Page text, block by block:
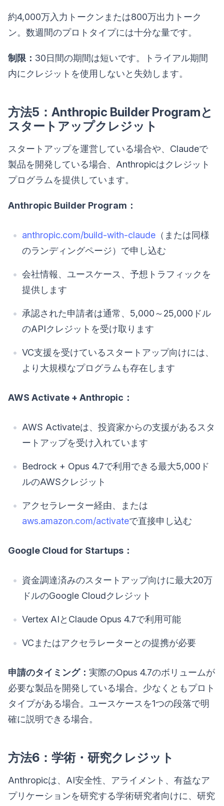
約4,000万入力トークンまたは800万出力トーク
ン。数週間のプロトタイプには十分な量です。
制限： 30日間の期間は短いです。トライアル期間
内にクレジットを使用しないと失効します。
方法5：Anthropic Builder Programと
スタートアップクレジット
スタートアップを運営している場合や、Claudeで
製品を開発している場合、Anthropicはクレジット
プログラムを提供しています。
Anthropic Builder Program：
anthropic.com/build-with-claude （または同様
のランディングページ）で申し込む
会社情報、ユースケース、予想トラフィックを
提供します
承認された申請者は通常、5,000～25,000ドル
のAPIクレジットを受け取ります
VC支援を受けているスタートアップ向けには、
より大規模なプログラムも存在します
AWS Activate + Anthropic：
AWS Activateは、投資家からの支援があるスタ
ートアップを受け入れています
Bedrock + Opus 4.7で利用できる最大5,000ド
ルのAWSクレジット
アクセラレーター経由、または
aws.amazon.com/activateで直接申し込む
Google Cloud for Startups：
資金調達済みのスタートアップ向けに最大20万
ドルのGoogle Cloudクレジット
Vertex AIとClaude Opus 4.7で利用可能
VCまたはアクセラレーターとの提携が必要
申請のタイミング： 実際のOpus 4.7のボリュームが
必要な製品を開発している場合。少なくともプロト
タイプがある場合。ユースケースを1つの段落で明
確に説明できる場合。
方法6：学術・研究クレジット
Anthropicは、AI安全性、アライメント、有益なア
プリケーションを研究する学術研究者向けに、研究